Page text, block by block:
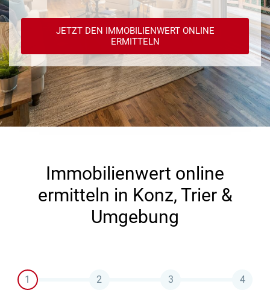
JETZT DEN IMMOBILIENWERT ONLINE
ERMITTELN
Immobilienwert online
ermitteln in Konz, Trier &
Umgebung
1 2 3 4